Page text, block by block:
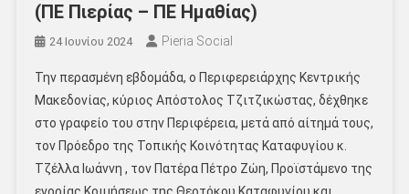
(ΠΕ Πιερίας – ΠΕ Ημαθίας)
24 Ιουνίου 2024 Pieria Social
Την περασμένη εβδομάδα, ο Περιφερειάρχης Κεντρικής
Μακεδονίας, κύριος Απόστολος Τζιτζικώστας, δέχθηκε
στο γραφείο του στην Περιφέρεια, μετά από αίτημά τους,
τον Πρόεδρο της Τοπικής Κοινότητας Καταφυγίου κ.
Τζέλλα Ιωάννη , τον Πατέρα Πέτρο Ζώη, Προϊστάμενο της